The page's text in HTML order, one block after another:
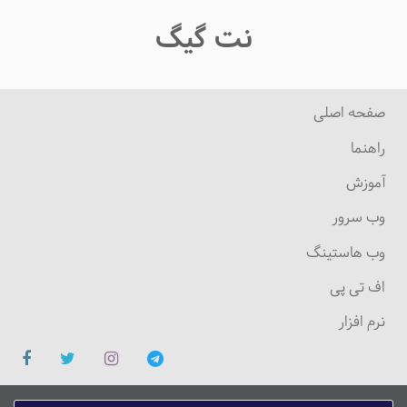
نت گیگ
صفحه اصلی
راهنما
آموزش
وب سرور
وب هاستینگ
اف تی پی
نرم افزار